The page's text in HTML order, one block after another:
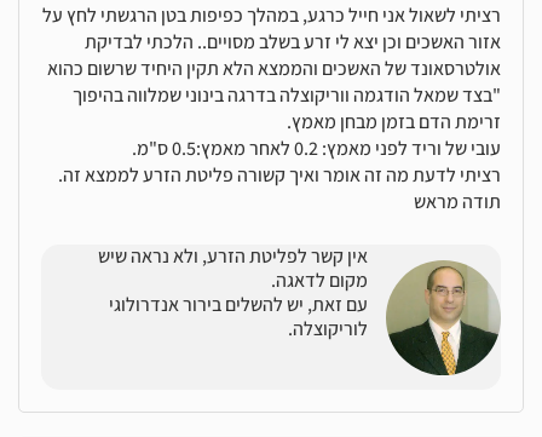
רציתי לשאול אני חייל כרגע, במהלך כפיפות בטן הרגשתי לחץ על
אזור האשכים וכן יצא לי זרע בשלב מסויים.. הלכתי לבדיקת
אולטרסאונד של האשכים והממצא הלא תקין היחיד שרשום כהוא
"בצד שמאל הודגמה ווריקוצלה בדרגה בינוני שמלווה בהיפוך
זרימת הדם בזמן מבחן מאמץ.
עובי של וריד לפני מאמץ: 0.2 לאחר מאמץ:0.5 ס"מ.
רציתי לדעת מה זה אומר ואיך קשורה פליטת הזרע לממצא זה.
תודה מראש
אין קשר לפליטת הזרע, ולא נראה שיש
מקום לדאגה.
עם זאת, יש להשלים בירור אנדרולוגי
לוריקוצלה.